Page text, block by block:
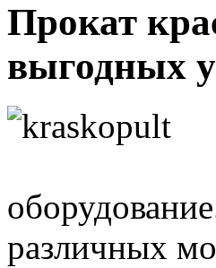
Прокат
выгодных
различных